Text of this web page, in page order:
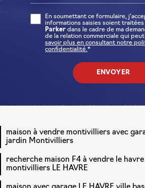
En soumettant ce formulaire,
informations saisies soient
Parker dans le cadre de ma
de la relation commerciale qui
savoir plus en consultant notre
confidentialité.*
maison à vendre montivilliers avec
jardin Montivilliers
recherche maison F4 à vendre le havre
montivilliers LE HAVRE